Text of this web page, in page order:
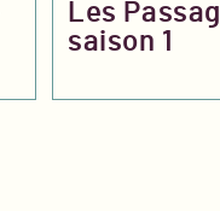
Les
saison 1